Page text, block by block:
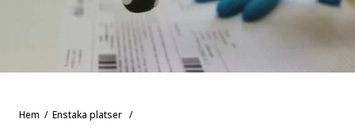
Hem / Enstaka platser /